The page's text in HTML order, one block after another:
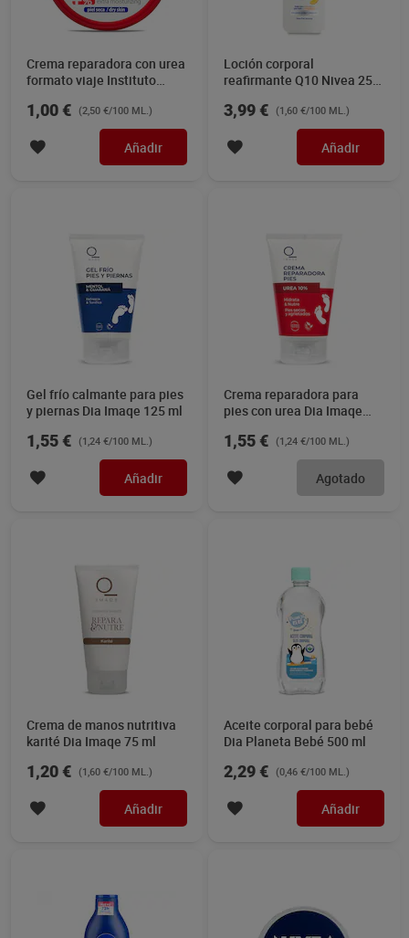
Crema reparadora con urea
formato viaje Instituto
1,00 € (2,50 €/100 ML.)
Añadir
Loción corporal
reafirmante Q10 Nivea 250
3,99 € (1,60 €/100 ML.)
Añadir
Gel frío calmante para pies
y piernas Dia Imaqe 125 ml
1,55 € (1,24 €/100 ML.)
Añadir
Crema reparadora para
pies con urea Dia Imaqe
1,55 € (1,24 €/100 ML.)
Agotado
Crema de manos nutritiva
karité Dia Imaqe 75 ml
1,20 € (1,60 €/100 ML.)
Añadir
Aceite corporal para bebé
Dia Planeta Bebé 500 ml
2,29 € (0,46 €/100 ML.)
Añadir